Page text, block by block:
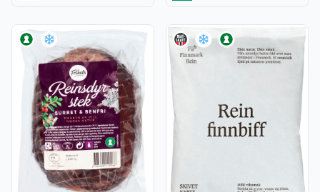
Vis flere detaljer for produktet "Reinsdyrstek Benfri Ca1kg
Vis flere detaljer for